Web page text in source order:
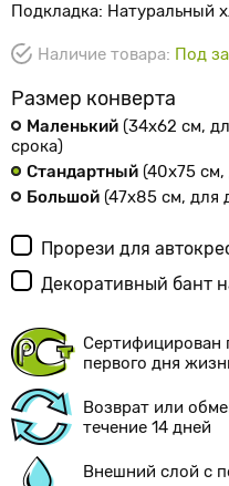
Подкладка: Натуральный
Наличие товара: Под
Размер конверта
Маленький (34х62 см,
срока)
Стандартный (40х75 см
Большой (47х85 см, для
Прорези для
Декоративный бант
Сертифицирован
первого дня
Возврат или
течение 14 дней
Внешний слой с